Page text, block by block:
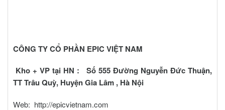
CÔNG TY CỔ PHẦN EPIC VIỆT NAM
Kho + VP tại HN : Số 555 Đường Nguyễn Đức Thuận,
TT Trâu Quỳ, Huyện Gia Lâm , Hà Nội
Web: http://epicvietnam.com